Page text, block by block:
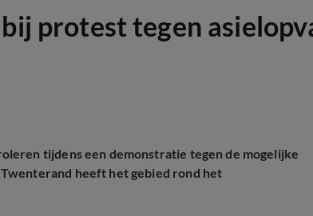
protest tegen
tijdens een demonstratie tegen de mogelijke
heeft het gebied rond het